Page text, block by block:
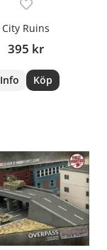
City Ruins
395 kr
Info Köp